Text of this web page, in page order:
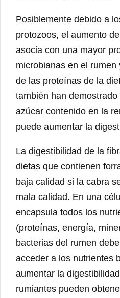
Posiblemente debido a
protozoos, el aumento
asocia con una mayor
microbianas en el
de las proteínas de la
también han
azúcar contenido en la
puede aumentar la
La digestibilidad de la
dietas que contienen
baja calidad si la cabra
mala calidad. En una
encapsula todos los
(proteínas, energía,
bacterias del rumen
acceder a los nutrientes
aumentar la
rumiantes pueden